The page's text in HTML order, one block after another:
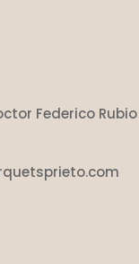
Federico